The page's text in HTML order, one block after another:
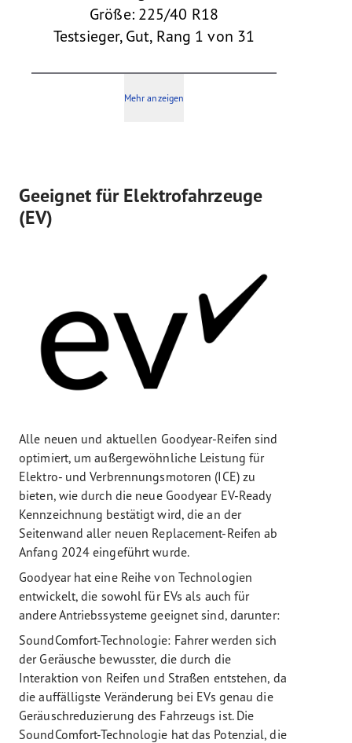
Größe: 225/40 R18
Testsieger, Gut, Rang 1 von 31
Mehr anzeigen
Geeignet für Elektrofahrzeuge
(EV)
Alle neuen und aktuellen Goodyear-Reifen sind
optimiert, um außergewöhnliche Leistung für
Elektro- und Verbrennungsmotoren (ICE) zu
bieten, wie durch die neue Goodyear EV-Ready
Kennzeichnung bestätigt wird, die an der
Seitenwand aller neuen Replacement-Reifen ab
Anfang 2024 eingeführt wurde.
Goodyear hat eine Reihe von Technologien
entwickelt, die sowohl für EVs als auch für
andere Antriebssysteme geeignet sind, darunter:
SoundComfort-Technologie: Fahrer werden sich
der Geräusche bewusster, die durch die
Interaktion von Reifen und Straßen entstehen, da
die auffälligste Veränderung bei EVs genau die
Geräuschreduzierung des Fahrzeugs ist. Die
SoundComfort-Technologie hat das Potenzial, die